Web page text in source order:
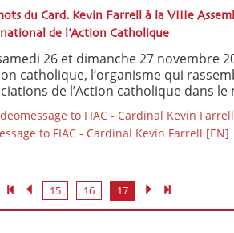
du Card. Kevin Farrell à la VIIIe
de l’Action Catholique
26 et dimanche 27 novembre
catholique, l’organisme qui
de l’Action catholique dans le
to FIAC - Cardinal Kevin
to FIAC - Cardinal Kevin Farrell [EN]
15 16 17